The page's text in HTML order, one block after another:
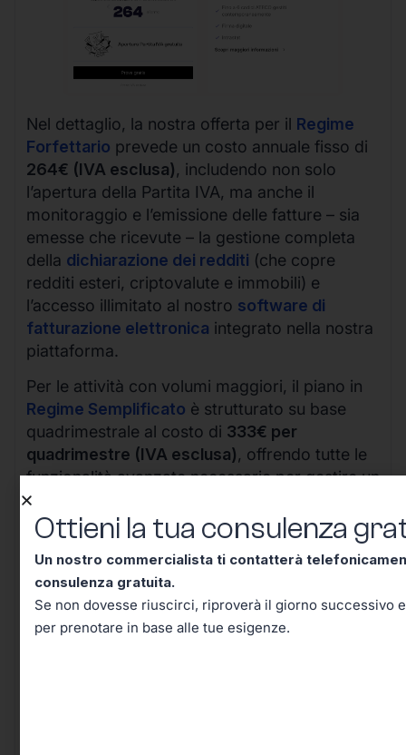
Nel dettaglio, la nostra offerta per il Regime
Forfettario prevede un costo annuale fisso di
264€ (IVA esclusa), includendo non solo
l’apertura della Partita IVA, ma anche il
monitoraggio e l’emissione delle fatture – sia
emesse che ricevute – la gestione completa
della dichiarazione dei redditi (che copre
redditi esteri, criptovalute e immobili) e
l’accesso illimitato al nostro software di
fatturazione elettronica integrato nella nostra
piattaforma.
Per le attività con volumi maggiori, il piano in
Regime Semplificato è strutturato su base
quadrimestrale al costo di 333€ per
quadrimestre (IVA esclusa), offrendo tutte le
funzionalità avanzate necessarie per gestire un
business in crescita.
Ottieni la tua consulenza
Un nostro commercialista ti contatterà
consulenza gratuita.
Se non dovesse riuscirci, riproverà il giorno successivo
per prenotare in base alle tue esigenze.